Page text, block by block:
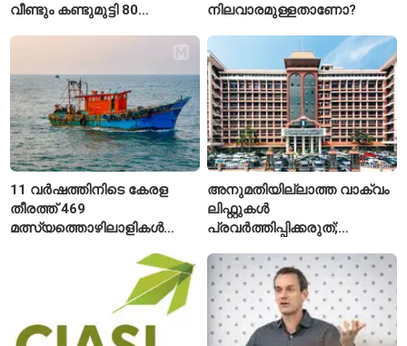
വീണ്ടും കണ്ടുമുട്ടി 80
നിലവാരമുള്ളതാണോ?
11 വർഷത്തിനിടെ കേരള
തീരത്ത് 469
മത്സ്യത്തൊഴിലാളികൾ
കാണാതായി, 47,773 പേരെ
അനുമതിയില്ലാത്ത വാക്വം
ലിഫ്റ്റുകൾ
പ്രവർത്തിപ്പിക്കരുത്;
അനുമതിയില്ലാത്ത
ലിഫ്റ്റുകൾക്ക്
ഹൈക്കോടതിയുടെ വിലക്ക്